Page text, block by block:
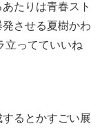
たりは青春スト
させる夏樹かわ
立ってていいね
るとかすごい展